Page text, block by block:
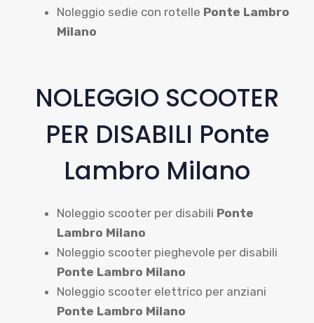
Noleggio sedie con rotelle Ponte Lambro
Milano
NOLEGGIO SCOOTER
PER DISABILI Ponte
Lambro Milano
Noleggio scooter per disabili Ponte
Lambro Milano
Noleggio scooter pieghevole per disabili
Ponte Lambro Milano
Noleggio scooter elettrico per anziani
Ponte Lambro Milano